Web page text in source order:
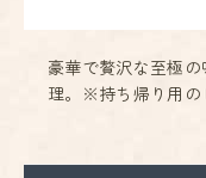
豪華で贅沢な至極
理。※持ち帰り用の